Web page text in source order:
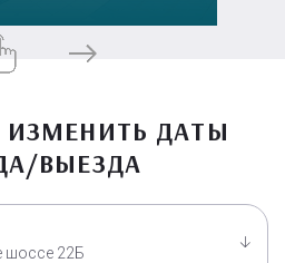
ДАТЫ
ВЫЕЗДА
шоссе 22Б